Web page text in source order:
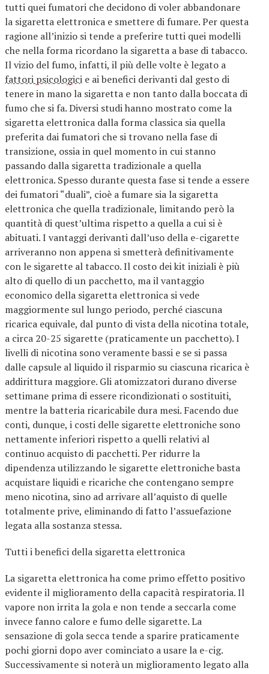
tutti quei fumatori che decidono di voler abbandonare
la sigaretta elettronica e smettere di fumare. Per questa
ragione all’inizio si tende a preferire tutti quei modelli
che nella forma ricordano la sigaretta a base di tabacco.
Il vizio del fumo, infatti, il più delle volte è legato a
fattori psicologici e ai benefici derivanti dal gesto di
tenere in mano la sigaretta e non tanto dalla boccata di
fumo che si fa. Diversi studi hanno mostrato come la
sigaretta elettronica dalla forma classica sia quella
preferita dai fumatori che si trovano nella fase di
transizione, ossia in quel momento in cui stanno
passando dalla sigaretta tradizionale a quella
elettronica. Spesso durante questa fase si tende a essere
dei fumatori “duali”, cioè a fumare sia la sigaretta
elettronica che quella tradizionale, limitando però la
quantità di quest’ultima rispetto a quella a cui si è
abituati. I vantaggi derivanti dall’uso della e-cigarette
arriveranno non appena si smetterà definitivamente
con le sigarette al tabacco. Il costo dei kit iniziali è più
alto di quello di un pacchetto, ma il vantaggio
economico della sigaretta elettronica si vede
maggiormente sul lungo periodo, perché ciascuna
ricarica equivale, dal punto di vista della nicotina totale,
a circa 20-25 sigarette (praticamente un pacchetto). I
livelli di nicotina sono veramente bassi e se si passa
dalle capsule al liquido il risparmio su ciascuna ricarica è
addirittura maggiore. Gli atomizzatori durano diverse
settimane prima di essere ricondizionati o sostituiti,
mentre la batteria ricaricabile dura mesi. Facendo due
conti, dunque, i costi delle sigarette elettroniche sono
nettamente inferiori rispetto a quelli relativi al
continuo acquisto di pacchetti. Per ridurre la
dipendenza utilizzando le sigarette elettroniche basta
acquistare liquidi e ricariche che contengano sempre
meno nicotina, sino ad arrivare all’aquisto di quelle
totalmente prive, eliminando di fatto l’assuefazione
legata alla sostanza stessa.
Tutti i benefici della sigaretta elettronica
La sigaretta elettronica ha come primo effetto positivo
evidente il miglioramento della capacità respiratoria. Il
vapore non irrita la gola e non tende a seccarla come
invece fanno calore e fumo delle sigarette. La
sensazione di gola secca tende a sparire praticamente
pochi giorni dopo aver cominciato a usare la e-cig.
Successivamente si noterà un miglioramento legato alla